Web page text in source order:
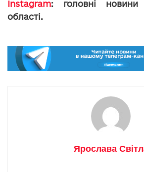
Instagram: головні новини
області.
Ярослава